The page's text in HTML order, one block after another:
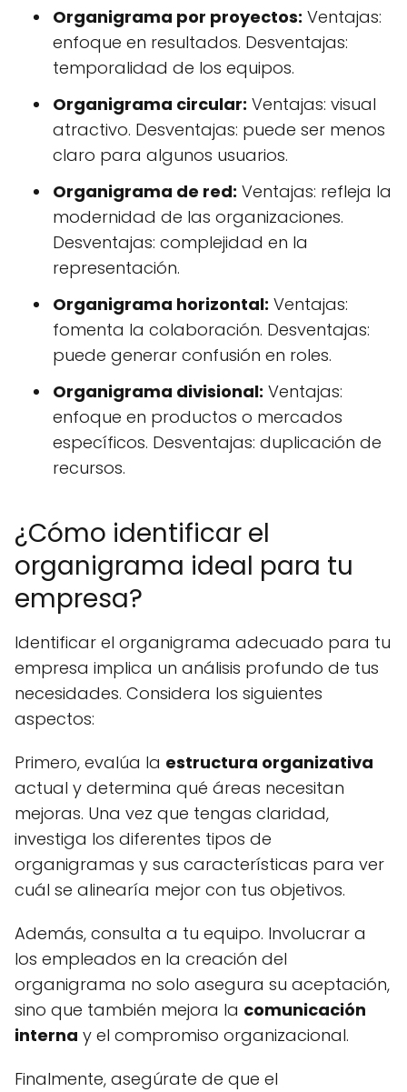
Organigrama por proyectos: Ventajas:
enfoque en resultados. Desventajas:
temporalidad de los equipos.
Organigrama circular: Ventajas: visual
atractivo. Desventajas: puede ser menos
claro para algunos usuarios.
Organigrama de red: Ventajas: refleja la
modernidad de las organizaciones.
Desventajas: complejidad en la
representación.
Organigrama horizontal: Ventajas:
fomenta la colaboración. Desventajas:
puede generar confusión en roles.
Organigrama divisional: Ventajas:
enfoque en productos o mercados
específicos. Desventajas: duplicación de
recursos.
¿Cómo identificar el
organigrama ideal para tu
empresa?
Identificar el organigrama adecuado para tu
empresa implica un análisis profundo de tus
necesidades. Considera los siguientes
aspectos:
Primero, evalúa la estructura organizativa
actual y determina qué áreas necesitan
mejoras. Una vez que tengas claridad,
investiga los diferentes tipos de
organigramas y sus características para ver
cuál se alinearía mejor con tus objetivos.
Además, consulta a tu equipo. Involucrar a
los empleados en la creación del
organigrama no solo asegura su aceptación,
sino que también mejora la comunicación
interna y el compromiso organizacional.
Finalmente, asegúrate de que el